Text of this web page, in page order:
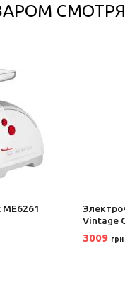
Vintage
3009 грн